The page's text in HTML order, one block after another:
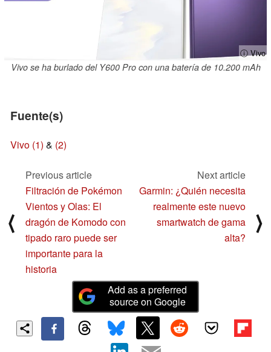
ⓘ Vivo
Vivo se ha burlado del Y600 Pro con una batería de 10.200 mAh
Fuente(s)
Vivo (1) & (2)
⟨
Previous article
Filtración de Pokémon
Vientos y Olas: El
dragón de Komodo con
tipado raro puede ser
importante para la
historia
Next article
Garmin: ¿Quién necesita
realmente este nuevo
smartwatch de gama
alta?
⟩
Add as a preferred
source on Google